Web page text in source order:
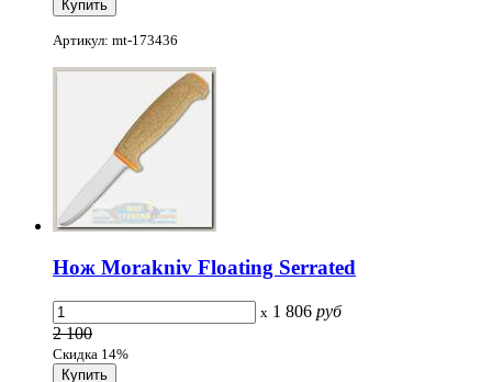
Артикул: mt-173436
Нож Morakniv Floating Serrated
x 1 806 руб
2 100
Скидка 14%